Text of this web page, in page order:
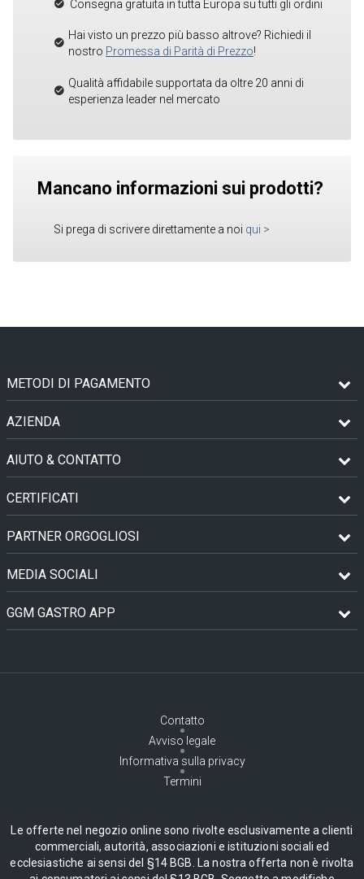
Consegna gratuita in tutta Europa su tutti gli ordini
Hai visto un prezzo più basso altrove? Richiedi il
nostro Promessa di Parità di Prezzo!
Qualità affidabile supportata da oltre 20 anni di
esperienza leader nel mercato
Mancano informazioni sui prodotti?
Si prega di scrivere direttamente a noi qui >
METODI DI PAGAMENTO
AZIENDA
AIUTO & CONTATTO
CERTIFICATI
PARTNER ORGOGLIOSI
MEDIA SOCIALI
GGM GASTRO APP
Contatto
Avviso legale
Informativa sulla privacy
Termini
Le offerte nel negozio online sono rivolte esclusivamente a clienti
commerciali, autorità, associazioni e istituzioni sociali ed
ecclesiastiche ai sensi del §14 BGB. La nostra offerta non è rivolta